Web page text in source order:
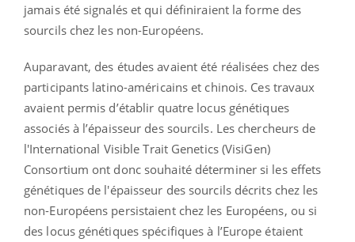
jamais été signalés et qui définiraient la forme des
sourcils chez les non-Européens.
Auparavant, des études avaient été réalisées chez des
participants latino-américains et chinois. Ces travaux
avaient permis d’établir quatre locus génétiques
associés à l’épaisseur des sourcils. Les chercheurs de
l'International Visible Trait Genetics (VisiGen)
Consortium ont donc souhaité déterminer si les effets
génétiques de l'épaisseur des sourcils décrits chez les
non-Européens persistaient chez les Européens, ou si
des locus génétiques spécifiques à l’Europe étaient